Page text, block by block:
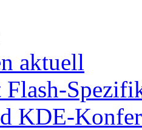
aktuell
KDE-